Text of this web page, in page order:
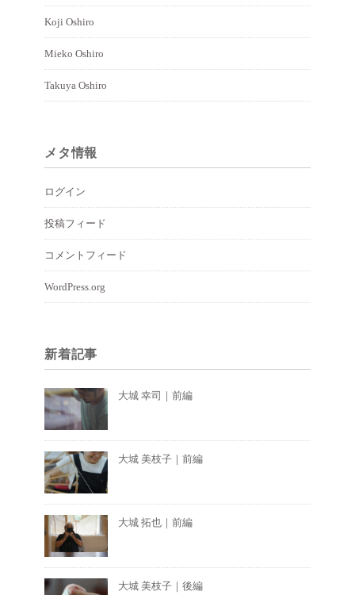
Koji Oshiro
Mieko Oshiro
Takuya Oshiro
メタ情報
ログイン
投稿フィード
コメントフィード
WordPress.org
新着記事
大城 幸司｜前編
大城 美枝子｜前編
大城 拓也｜前編
大城 美枝子｜後編